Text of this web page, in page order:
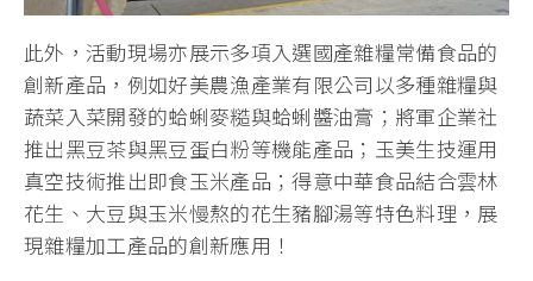
此外，活動現場亦展示多項入選國產雜糧常備食品的
創新產品，例如好美農漁產業有限公司以多種雜糧與
蔬菜入菜開發的蛤蜊麥糙與蛤蜊醬油膏；將軍企業社
推出黑豆茶與黑豆蛋白粉等機能產品；玉美生技運用
真空技術推出即食玉米產品；得意中華食品結合雲林
花生、大豆與玉米慢熬的花生豬腳湯等特色料理，展
現雜糧加工產品的創新應用！